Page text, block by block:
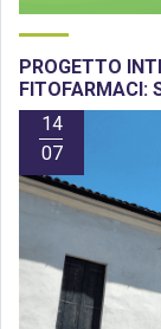
PROGETTO
FITOFARMACI:
14
07